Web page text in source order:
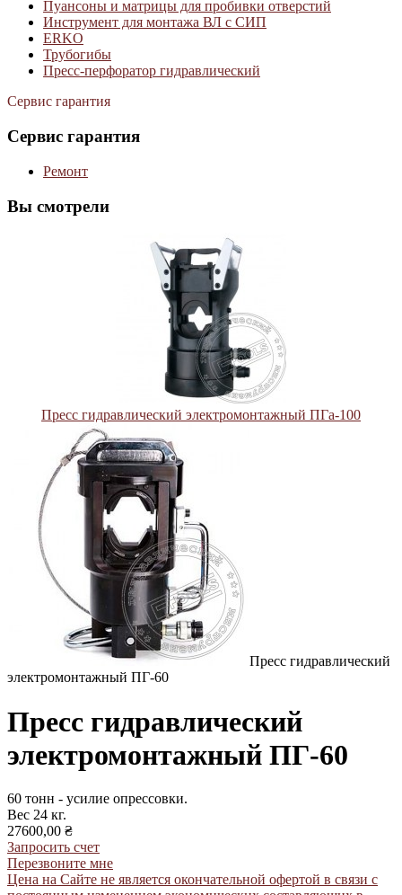
Пуансоны и матрицы для пробивки отверстий
Инструмент для монтажа ВЛ с СИП
ERKO
Трубогибы
Пресс-перфоратор гидравлический
Сервис гарантия
Сервис гарантия
Ремонт
Вы смотрели
Пресс гидравлический электромонтажный ПГа-100
Пресс гидравлический
электромонтажный ПГ-60
Пресс гидравлический
электромонтажный ПГ-60
60 тонн - усилие опрессовки.
Вес 24 кг.
27600,00 ₴
Запросить счет
Перезвоните мне
Цена на Сайте не является окончательной офертой в связи с